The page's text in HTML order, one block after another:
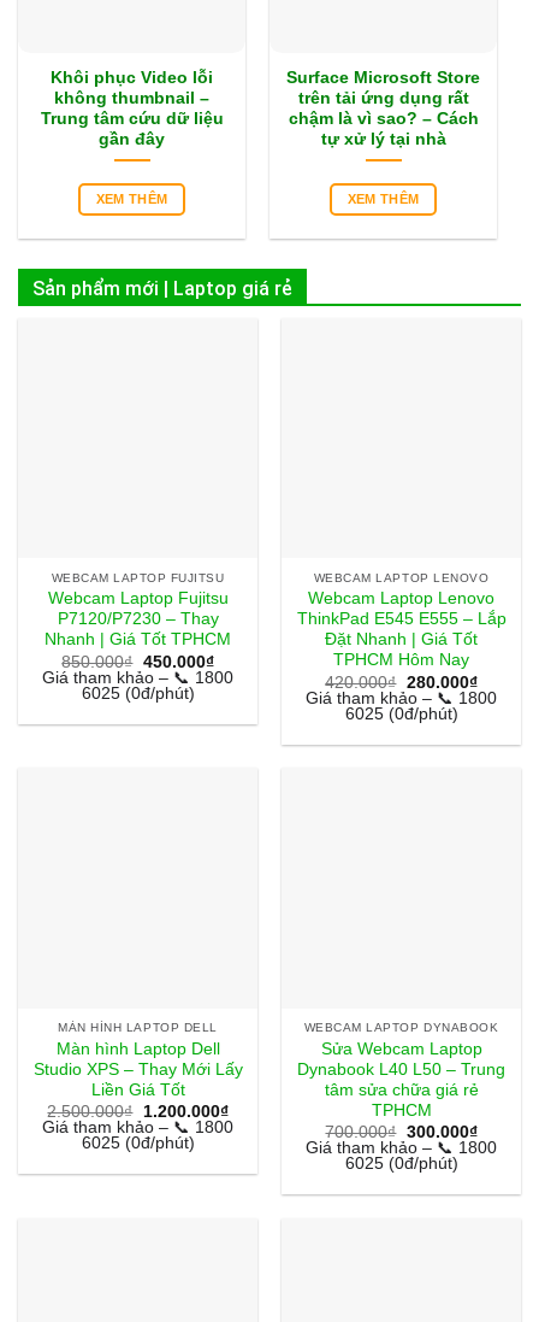
Khôi phục Video lỗi
không thumbnail –
Trung tâm cứu dữ liệu
gần đây
XEM THÊM
Surface Microsoft Store
trên tải ứng dụng rất
chậm là vì sao? – Cách
tự xử lý tại nhà
XEM THÊM
Sản phẩm mới | Laptop giá rẻ
WEBCAM LAPTOP FUJITSU
Webcam Laptop Fujitsu
P7120/P7230 – Thay
Nhanh | Giá Tốt TPHCM
850.000₫ Giá
gốc
là:
850.000₫.
450.000₫Giá
hiện
450.000₫.
Giá tham khảo – 📞 1800
6025 (0đ/phút)
WEBCAM LAPTOP LENOVO
Webcam Laptop Lenovo
ThinkPad E545 E555 – Lắp
Đặt Nhanh | Giá Tốt
TPHCM Hôm Nay
420.000₫ Giá
gốc
là:
420.000₫.
280.000₫Giá
hiện
Giá tham khảo – 📞 1800
6025 (0đ/phút)
MÀN HÌNH LAPTOP DELL
Màn hình Laptop Dell
Studio XPS – Thay Mới Lấy
Liền Giá Tốt
2.500.000₫
Giá
gốc
là:
2.500.000₫.
1.200.000₫Giá
hiện
1.200.000₫.
Giá tham khảo – 📞 1800
6025 (0đ/phút)
WEBCAM LAPTOP DYNABOOK
Sửa Webcam Laptop
Dynabook L40 L50 – Trung
tâm sửa chữa giá rẻ
TPHCM
700.000₫ Giá
gốc
là:
700.000₫.
300.000₫Giá
hiện
Giá tham khảo – 📞 1800
6025 (0đ/phút)